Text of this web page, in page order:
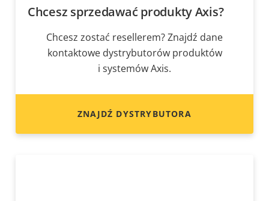
Chcesz sprzedawać produkty Axis?
Chcesz zostać resellerem? Znajdź dane
kontaktowe dystrybutorów produktów
i systemów Axis.
ZNAJDŹ DYSTRYBUTORA